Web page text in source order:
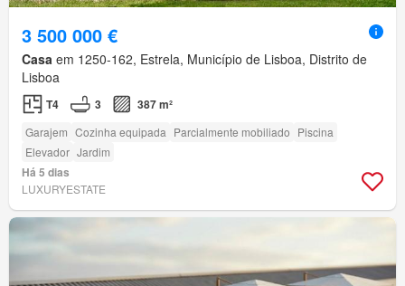
3 500 000 €
Casa em 1250-162, Estrela, Município de Lisboa, Distrito de
Lisboa
T4 3 387 m²
Garajem Cozinha equipada Parcialmente mobiliado Piscina
Elevador Jardim
Há 5 dias
LUXURYESTATE